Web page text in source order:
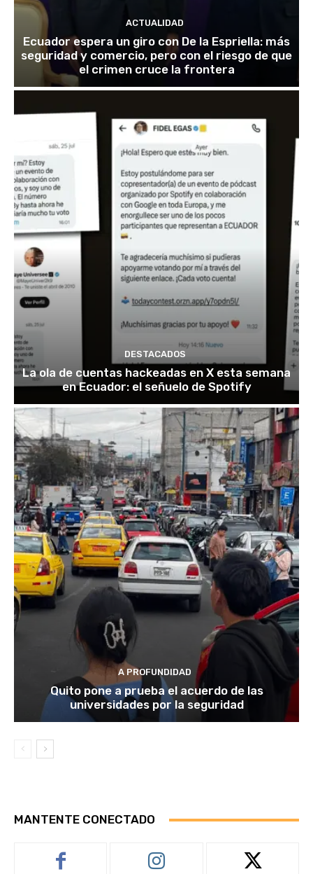
ACTUALIDAD
Ecuador espera un giro con De la Espriella: más
seguridad y comercio, pero con el riesgo de que
el crimen cruce la frontera
DESTACADOS
La ola de cuentas hackeadas en X esta semana
en Ecuador: el señuelo de Spotify
A PROFUNDIDAD
Quito pone a prueba el acuerdo de las
universidades por la seguridad
MANTENTE CONECTADO